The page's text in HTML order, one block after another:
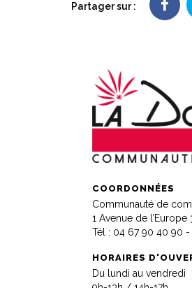
Partager sur :
COORDONNÉES
Communauté de
1 Avenue de l’Europe
Tél : 04 67 90 40 90 -
HORAIRES
Du lundi au vendredi